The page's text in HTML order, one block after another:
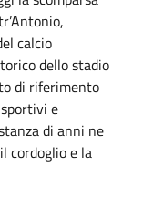
calcio
dello stadio
di riferimento
e
di anni ne
cordoglio e la